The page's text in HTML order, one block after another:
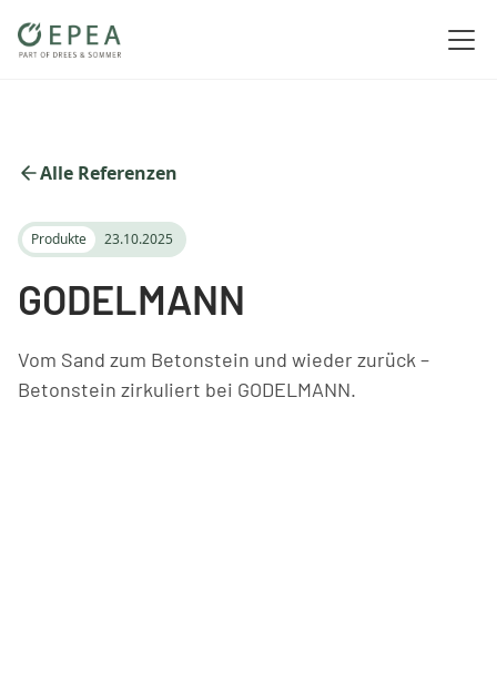
Alle Referenzen
Produkte 23.10.2025
GODELMANN
Vom Sand zum Betonstein und wieder zurück –
Betonstein zirkuliert bei GODELMANN.